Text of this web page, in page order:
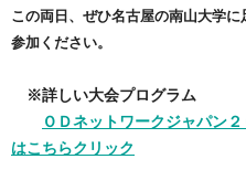
この両日、ぜひ名古屋の南山大学
参加ください。
※詳しい大会プログラム
ＯＤネットワークジャパン
はこちらクリック